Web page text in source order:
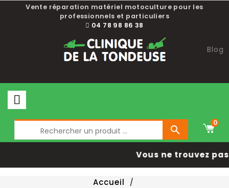
Vente réparation matériel motoculture pour les
professionnels et particuliers
04 78 98 86 38
Blog

0
Vous ne trouvez
Accueil